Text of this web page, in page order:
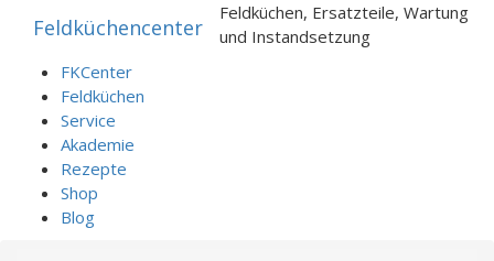
Feldküchencenter
Feldküchen, Ersatzteile, Wartung
und Instandsetzung
FKCenter
Feldküchen
Service
Akademie
Rezepte
Shop
Blog